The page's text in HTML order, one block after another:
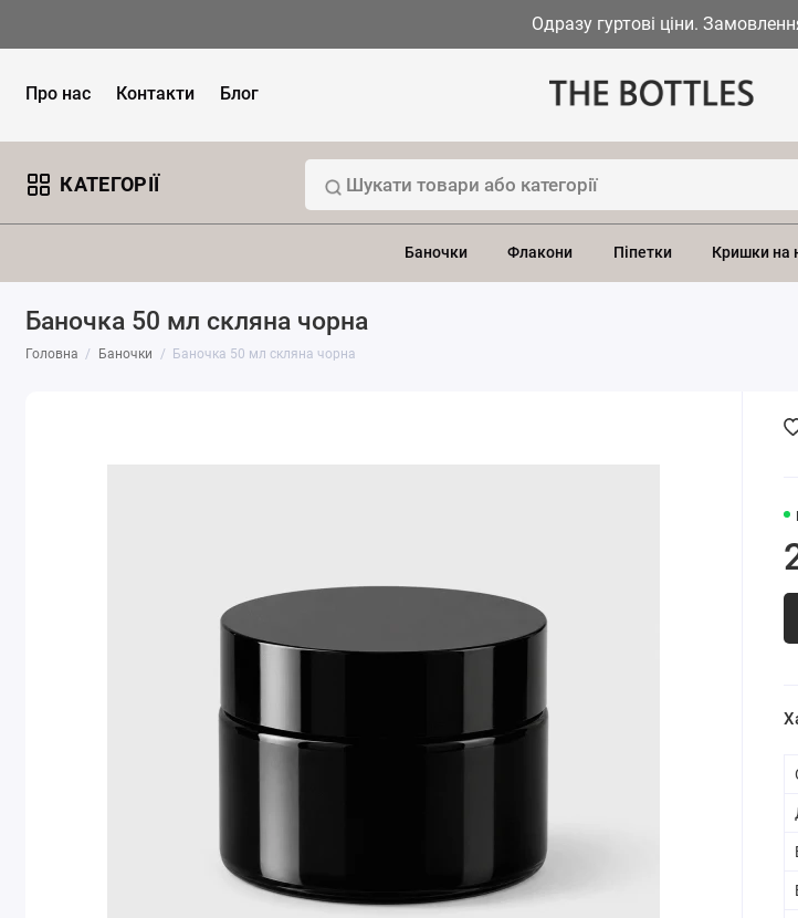
Одразу гуртові ціни.
Про нас Контакти Блог
КАТЕГОРІЇ
Баночки Флакони Піпетки Кришки на
Баночка 50 мл скляна чорна
Головна Баночки Баночка 50 мл скляна чорна